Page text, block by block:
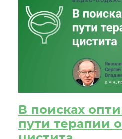
В поисках
пути терапии